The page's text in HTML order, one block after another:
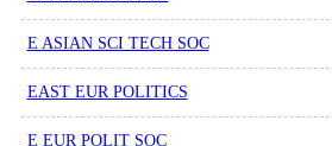
E ASIAN SCI TECH SOC
EAST EUR POLITICS
E EUR POLIT SOC